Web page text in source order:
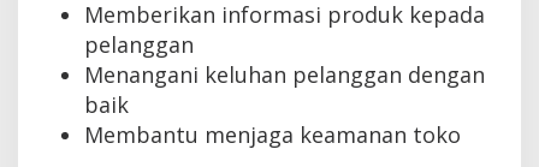
Memberikan informasi produk kepada
pelanggan
Menangani keluhan pelanggan dengan
baik
Membantu menjaga keamanan toko